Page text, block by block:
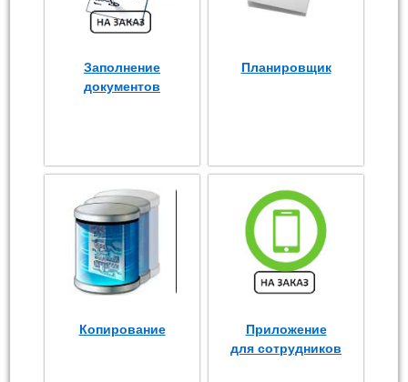
Заполнение
документов
Планировщик
Копирование
Приложение
для сотрудников